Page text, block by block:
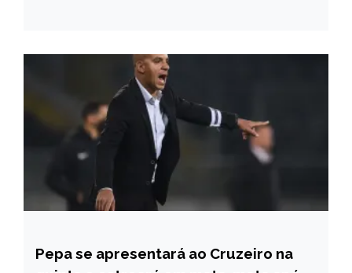
ESPORTES
Pepa se apresentará ao Cruzeiro na